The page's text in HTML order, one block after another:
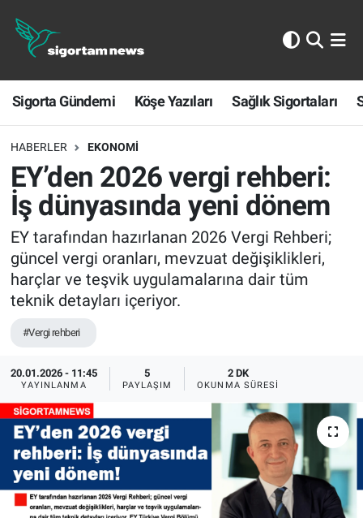
Sigorta Gündemi Köşe Yazıları Sağlık Sigortaları
HABERLER EKONOMI
EY’den 2026 vergi rehberi:
İş dünyasında yeni dönem
EY tarafından hazırlanan 2026 Vergi Rehberi;
güncel vergi oranları, mevzuat değişiklikleri,
harçlar ve teşvik uygulamalarına dair tüm
teknik detayları içeriyor.
#Vergi rehberi
20.01.2026 - 11:45
YAYINLANMA
5
PAYLAŞIM
2 DK
OKUNMA SÜRESI
Sigorta Gündemi
Köşe Yazıları
Sağlık Sigortaları
Sporun Sigortası
Ekonomi